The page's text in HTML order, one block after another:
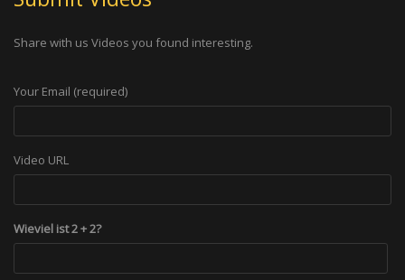
Share with us Videos you found interesting.
Your Email (required)
Video URL
Wieviel ist 2 + 2?